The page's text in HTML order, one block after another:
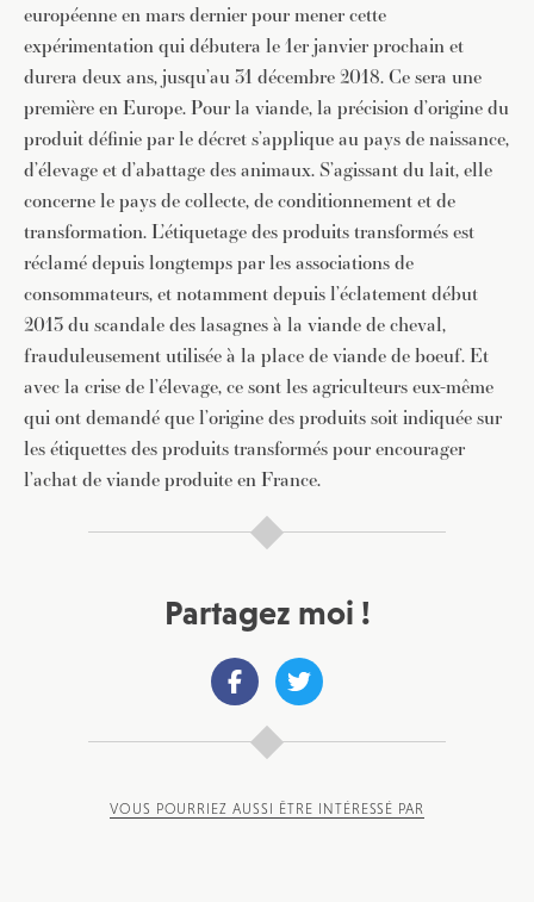
européenne en mars dernier pour mener cette
expérimentation qui débutera le 1er janvier prochain et
durera deux ans, jusqu’au 31 décembre 2018. Ce sera une
première en Europe. Pour la viande, la précision d’origine du
produit définie par le décret s’applique au pays de naissance,
d’élevage et d’abattage des animaux. S’agissant du lait, elle
concerne le pays de collecte, de conditionnement et de
transformation. L’étiquetage des produits transformés est
réclamé depuis longtemps par les associations de
consommateurs, et notamment depuis l’éclatement début
2013 du scandale des lasagnes à la viande de cheval,
frauduleusement utilisée à la place de viande de boeuf. Et
avec la crise de l’élevage, ce sont les agriculteurs eux-même
qui ont demandé que l’origine des produits soit indiquée sur
les étiquettes des produits transformés pour encourager
l’achat de viande produite en France.
Partagez moi !
VOUS POURRIEZ AUSSI ÊTRE INTÉRESSÉ PAR